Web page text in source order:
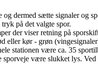
og dermed sætte signaler og
på det valgte spor.
der viser retning på
eller kør - grøn
stationen være ca. 35
være slukket lys.